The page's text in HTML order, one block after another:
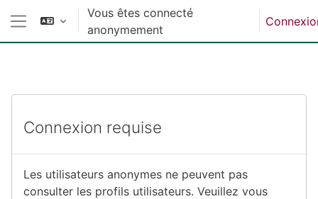
Passer au contenu principal
Panneau latéral
Vous êtes connecté
anonymement
Connexion requise
Les utilisateurs anonymes ne peuvent pas
consulter les profils utilisateurs. Veuillez vous